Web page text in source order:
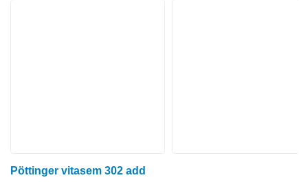
Pöttinger vitasem 302 add